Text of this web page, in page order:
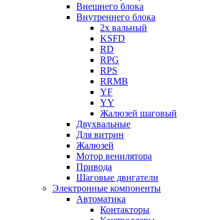
Внешнего блока
Внутреннего блока
2х вальный
KSFD
RD
RPG
RPS
RRMB
YF
YY
Жалюзей шаговый
Двухвальные
Для витрин
Жалюзей
Мотор венилятора
Привода
Шаговые двигатели
Электронные компоненты
Автоматика
Контакторы